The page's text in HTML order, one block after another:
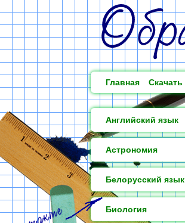
Главная Скачать
Английский язык
Астрономия
Белорусский язык
Биология